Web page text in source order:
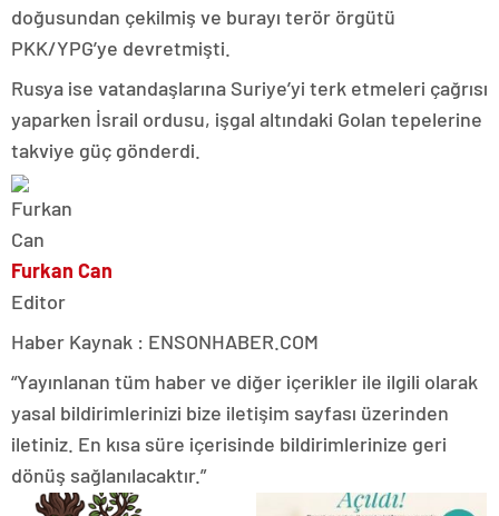
doğusundan çekilmiş ve burayı terör örgütü
PKK/YPG’ye devretmişti.
Rusya ise vatandaşlarına Suriye’yi terk etmeleri çağrısı
yaparken İsrail ordusu, işgal altındaki Golan tepelerine
takviye güç gönderdi.
Furkan Can
Editor
Haber Kaynak : ENSONHABER.COM
“Yayınlanan tüm haber ve diğer içerikler ile ilgili olarak
yasal bildirimlerinizi bize iletişim sayfası üzerinden
iletiniz. En kısa süre içerisinde bildirimlerinize geri
dönüş sağlanılacaktır.”